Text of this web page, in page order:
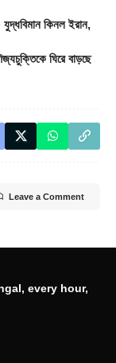
কিনল ইরান,
ঘিরে বাড়ছে
Leave a Comment
every hour,